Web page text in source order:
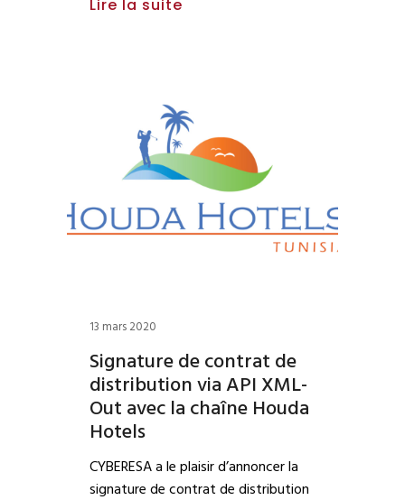
Lire la suite
13 mars 2020
Signature de contrat de
distribution via API XML-
Out avec la chaîne Houda
Hotels
CYBERESA a le plaisir d’annoncer la
signature de contrat de distribution